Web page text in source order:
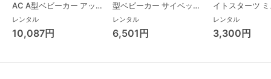
AC A型ベビーカー アッ
プリカ(Aprica) A型ベビ
ーカー アップリカ
(Aprica)
レンタル
10,087円
型ベビーカー サイベック
ス(cybex)
レンタル
6,501円
イトスターツ
ス フォーエバ
レンド ジャン
パルー キッズ
レンタル
3,300円